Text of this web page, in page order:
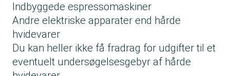
Indbyggede espressomaskiner
Andre elektriske apparater end hårde
hvidevarer
Du kan heller ikke få fradrag for udgifter til et
eventuelt undersøgelsesgebyr af hårde